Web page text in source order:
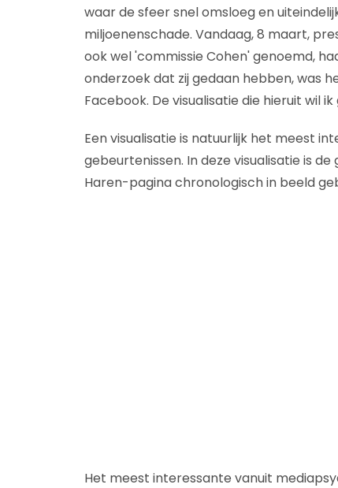
waar de sfeer snel omsloeg en
miljoenenschade. Vandaag, 8 maart,
ook wel 'commissie Cohen' genoemd,
onderzoek dat zij gedaan hebben, was
Facebook. De visualisatie die hieruit wil
Een visualisatie is natuurlijk het meest
gebeurtenissen. In deze visualisatie is
Haren-pagina chronologisch in beeld
Het meest interessante vanuit